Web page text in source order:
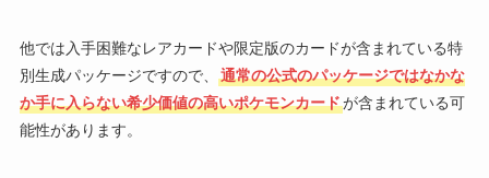
他では入手困難なレアカードや限定版のカードが含まれている特
別生成パッケージですので、
通常の公式のパッケージではなかな
か手に入らない希少価値の高いポケモンカードが含まれている可
能性があります。